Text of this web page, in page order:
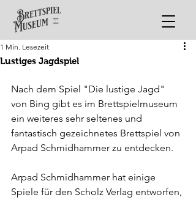
Lustiges Jagdspiel
1 Min. Lesezeit
Nach dem Spiel "Die lustige Jagd"
von Bing gibt es im Brettspielmuseum
ein weiteres sehr seltenes und
fantastisch gezeichnetes Brettspiel von
Arpad Schmidhammer zu entdecken.
Arpad Schmidhammer hat einige
Spiele für den Scholz Verlag entworfen,